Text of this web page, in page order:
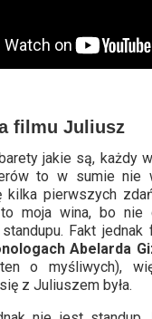
filmu Juliusz
jakie są, każdy
to w sumie nie
kilka pierwszych
moja wina, bo nie
standupu. Fakt jednak
Abelarda
o myśliwych),
z Juliuszem była.